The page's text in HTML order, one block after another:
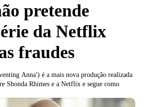
pretende
da Netflix
fraudes
Anna') é a mais nova produção realizada
Shonda Rhimes e a Netflix e segue como